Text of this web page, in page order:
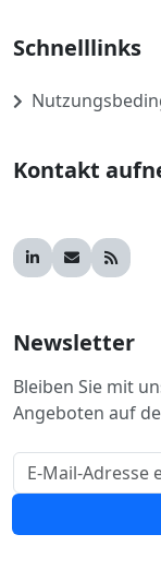
Schnelllinks
Kontakt
Newsletter
Bleiben Sie mit
Angeboten auf